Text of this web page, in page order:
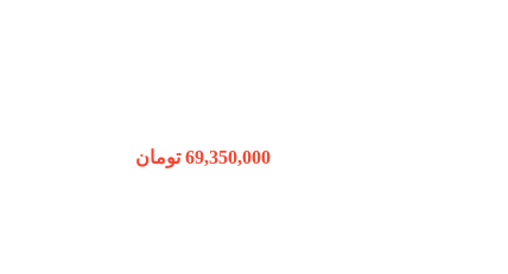
69,350,000 تومان